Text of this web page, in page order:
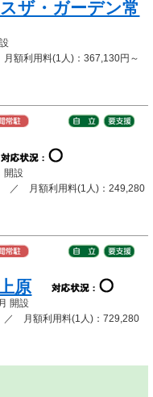
ザ・ガーデン常
額利用料(1人)：367,130円～
設
／ 月額利用料(1人)：249,280
原
開設
／ 月額利用料(1人)：729,280